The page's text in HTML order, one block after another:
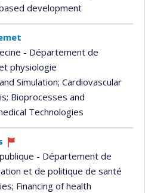
development
- Département de
physiologie
Simulation; Cardiovascular
; Bioprocesses and
Technologies
Currently
recruiting
- Département de
et de politique de santé
; Financing of health